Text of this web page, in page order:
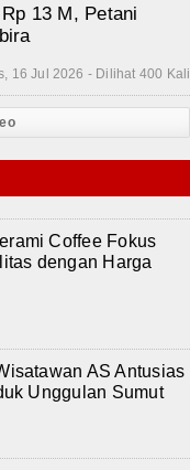
13 M, Petani
16 Jul 2026 - Dilihat 400 Kali
Coffee Fokus
dengan Harga
AS Antusias
Unggulan Sumut